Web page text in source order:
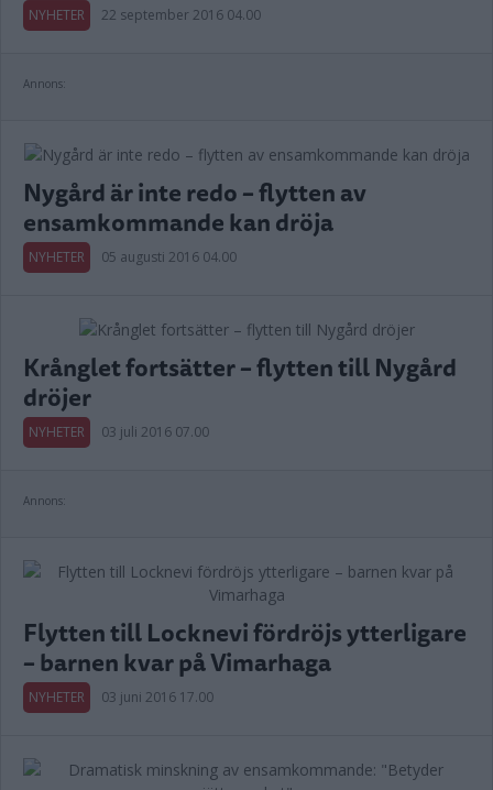
NYHETER 22 september 2016 04.00
Annons:
Nygård är inte redo – flytten av
ensamkommande kan dröja
NYHETER 05 augusti 2016 04.00
Krånglet fortsätter – flytten till Nygård
dröjer
NYHETER 03 juli 2016 07.00
Annons:
Flytten till Locknevi fördröjs ytterligare
– barnen kvar på Vimarhaga
NYHETER 03 juni 2016 17.00